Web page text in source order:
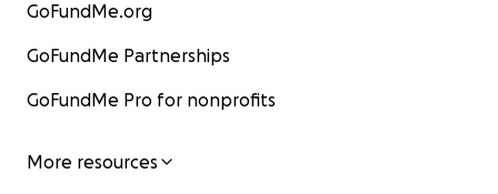
GoFundMe.org
GoFundMe Partnerships
GoFundMe Pro for nonprofits
More resources